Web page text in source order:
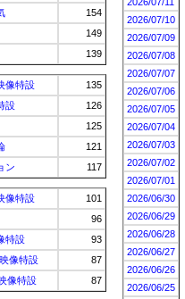
154
149
139
像特設
135
設
126
125
121
ン 117
像特設
101
96
特設
93
像特設
87
像特設 87
2026/07/10
2026/07/09
2026/07/08
2026/07/07
2026/07/06
2026/07/05
2026/07/04
2026/07/03
2026/07/02
2026/07/01
2026/06/30
2026/06/29
2026/06/28
2026/06/27
2026/06/26
2026/06/25